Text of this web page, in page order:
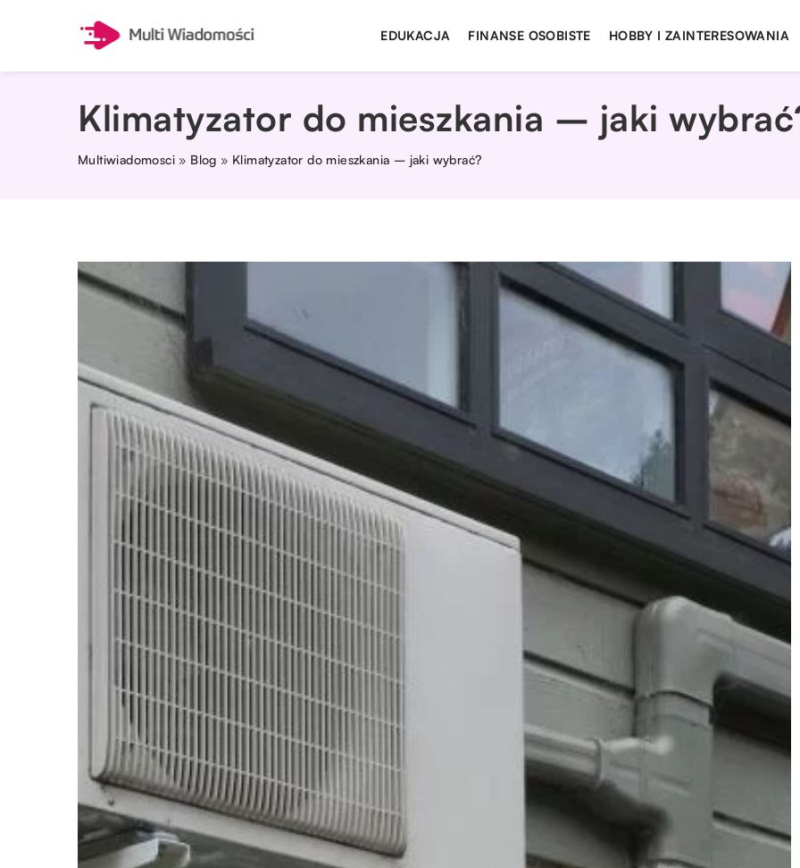
EDUKACJA FINANSE OSOBISTE HOBBY I ZAINTERESOWANIA
Klimatyzator do mieszkania – jaki
Multiwiadomosci » Blog » Klimatyzator do mieszkania – jaki wybrać?